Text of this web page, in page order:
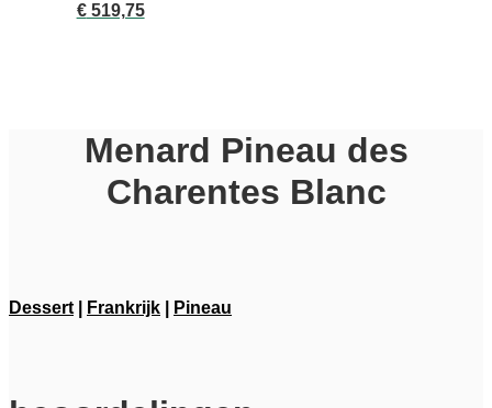
€519,75
Menard Pineau des
Charentes Blanc
Dessert Frankrijk Pineau